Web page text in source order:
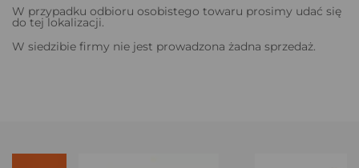
W przypadku odbioru osobistego towaru prosimy udać się
do tej lokalizacji.
W siedzibie firmy nie jest prowadzona żadna sprzedaż.